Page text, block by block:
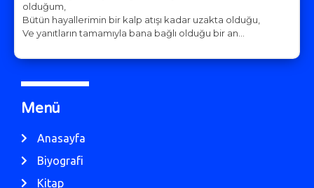
olduğum,
Bütün hayallerimin bir kalp atışı kadar uzakta olduğu,
Ve yanıtların tamamıyla bana bağlı olduğu bir an…
Menü
Anasayfa
Biyografi
Kitap